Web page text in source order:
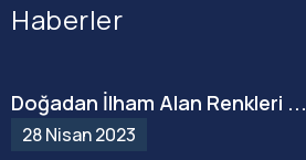
Haberler
Doğadan İlham Alan Renkleri ...
28 Nisan 2023